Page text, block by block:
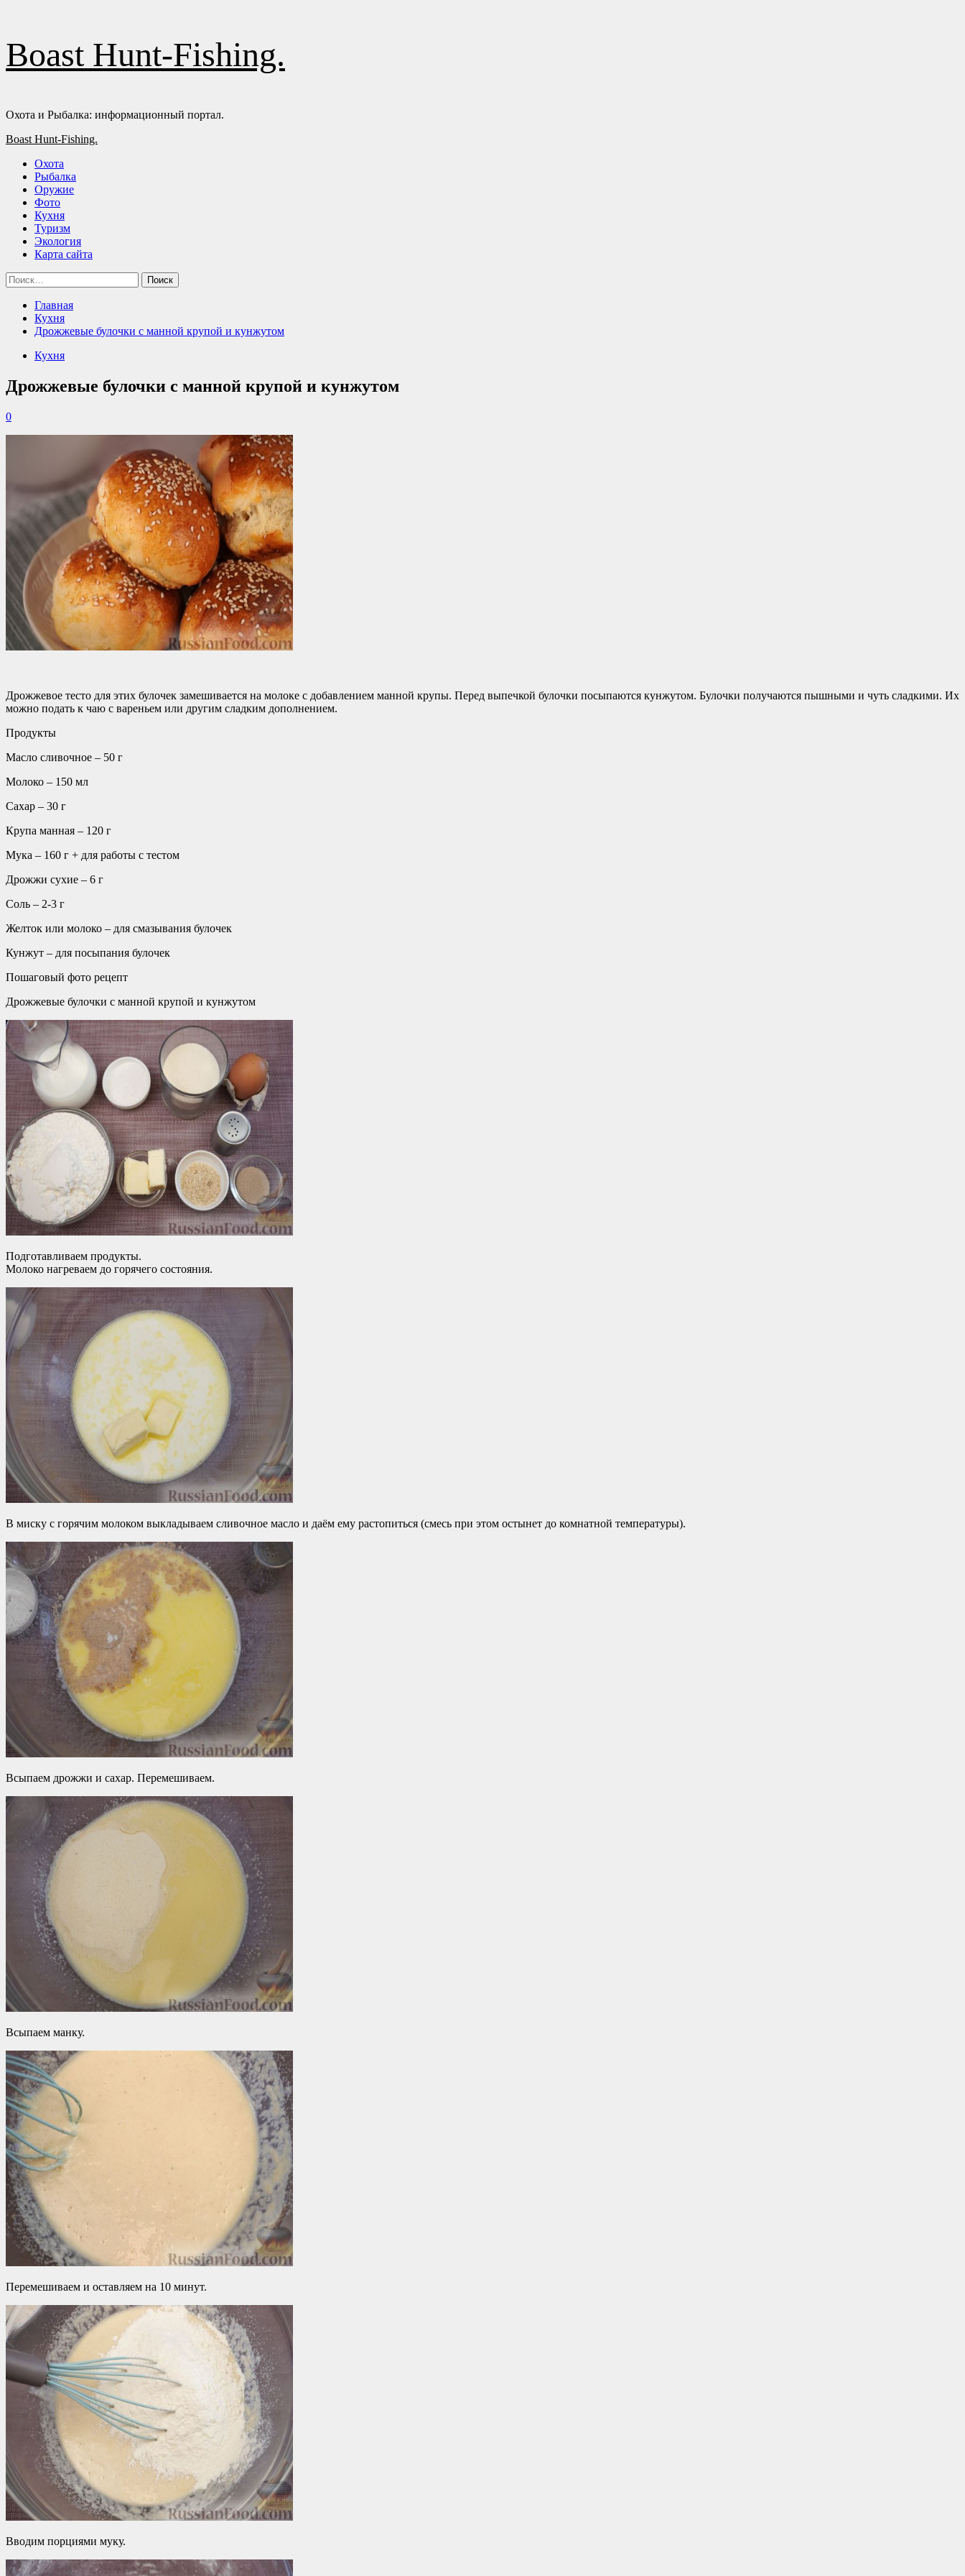
содержимому
Boast Hunt-Fishing.
Охота и Рыбалка: информационный портал.
Основное
Boast Hunt-Fishing.
Охота
Рыбалка
Оружие
Фото
Кухня
Туризм
Экология
Карта сайта
Найти:
Главная
Кухня
Дрожжевые булочки с манной крупой и кунжутом
Кухня
Дрожжевые булочки с манной крупой и кунжутом
0
Дрожжевое тесто для этих булочек замешивается на молоке с добавлением манной крупы. Перед выпечкой булочки посыпаются кунжутом. Булочки получаются пышными и чуть сладкими. Их
можно подать к чаю с вареньем или другим сладким дополнением.
Продукты
Масло сливочное – 50 г
Молоко – 150 мл
Сахар – 30 г
Крупа манная – 120 г
Мука – 160 г + для работы с тестом
Дрожжи сухие – 6 г
Соль – 2-3 г
Желток или молоко – для смазывания булочек
Кунжут – для посыпания булочек
Пошаговый фото рецепт
Дрожжевые булочки с манной крупой и кунжутом
Подготавливаем продукты.
Молоко нагреваем до горячего состояния.
В миску с горячим молоком выкладываем сливочное масло и даём ему растопиться (смесь при этом остынет до комнатной температуры).
Всыпаем дрожжи и сахар. Перемешиваем.
Всыпаем манку.
Перемешиваем и оставляем на 10 минут.
Вводим порциями муку.